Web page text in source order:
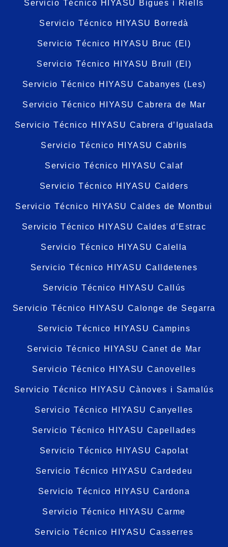
Servicio Técnico HIYASU Bigues i Riells
Servicio Técnico HIYASU Borredà
Servicio Técnico HIYASU Bruc (El)
Servicio Técnico HIYASU Brull (El)
Servicio Técnico HIYASU Cabanyes (Les)
Servicio Técnico HIYASU Cabrera de Mar
Servicio Técnico HIYASU Cabrera d’Igualada
Servicio Técnico HIYASU Cabrils
Servicio Técnico HIYASU Calaf
Servicio Técnico HIYASU Calders
Servicio Técnico HIYASU Caldes de Montbui
Servicio Técnico HIYASU Caldes d’Estrac
Servicio Técnico HIYASU Calella
Servicio Técnico HIYASU Calldetenes
Servicio Técnico HIYASU Callús
Servicio Técnico HIYASU Calonge de Segarra
Servicio Técnico HIYASU Campins
Servicio Técnico HIYASU Canet de Mar
Servicio Técnico HIYASU Canovelles
Servicio Técnico HIYASU Cànoves i Samalús
Servicio Técnico HIYASU Canyelles
Servicio Técnico HIYASU Capellades
Servicio Técnico HIYASU Capolat
Servicio Técnico HIYASU Cardedeu
Servicio Técnico HIYASU Cardona
Servicio Técnico HIYASU Carme
Servicio Técnico HIYASU Casserres